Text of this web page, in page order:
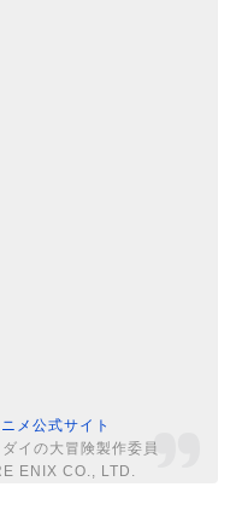
メ公式サイト
イの大冒険製作委員
ENIX CO., LTD.